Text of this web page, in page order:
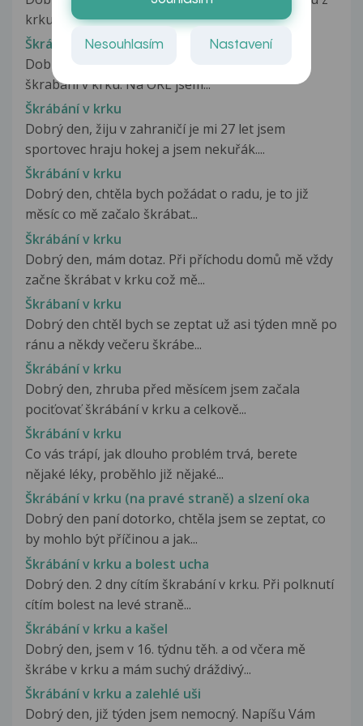
krku.Teď jsem bral 5 dní...
Škrábání v krku
Dobrý den, nějakou dobu pociťuji přetrvávající
škrabání v krku. Na ORL jsem...
Škrábání v krku
Dobrý den, žiju v zahraničí je mi 27 let jsem
sportovec hraju hokej a jsem nekuřák....
Škrábání v krku
Dobrý den, chtěla bych požádat o radu, je to již
měsíc co mě začalo škrábat...
Škrábání v krku
Dobrý den, mám dotaz. Při příchodu domů mě vždy
začne škrábat v krku což mě...
Škrábaní v krku
Dobrý den chtěl bych se zeptat už asi týden mně po
ránu a někdy večeru škrábe...
Škrábání v krku
Dobrý den, zhruba před měsícem jsem začala
pociťovať škrábání v krku a celkově...
Škrábání v krku
Co vás trápí, jak dlouho problém trvá, berete
nějaké léky, proběhlo již nějaké...
Škrábání v krku (na pravé straně) a slzení oka
Dobrý den paní dotorko, chtěla jsem se zeptat, co
by mohlo být příčinou a jak...
Škrábání v krku a bolest ucha
Dobrý den. 2 dny cítím škrabání v krku. Při polknutí
cítím bolest na levé straně...
Škrábání v krku a kašel
Dobrý den, jsem v 16. týdnu těh. a od včera mě
škrábe v krku a mám suchý dráždivý...
Škrábání v krku a zalehlé uši
Dobrý den, již týden jsem nemocný. Napíšu Vám
Nesouhlasím Nastavení